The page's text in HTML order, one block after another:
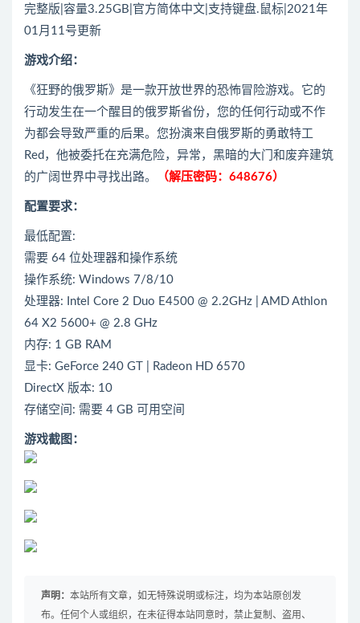
完整版|容量3.25GB|官方简体中文|支持键盘.鼠标|2021年
01月11号更新
游戏介绍：
《狂野的俄罗斯》是一款开放世界的恐怖冒险游戏。它的
行动发生在一个醒目的俄罗斯省份，您的任何行动或不作
为都会导致严重的后果。您扮演来自俄罗斯的勇敢特工
Red，他被委托在充满危险，异常，黑暗的大门和废弃建筑
的广阔世界中寻找出路。
（解压密码：648676）
配置要求：
最低配置:
需要 64 位处理器和操作系统
操作系统: Windows 7/8/10
处理器: Intel Core 2 Duo E4500 @ 2.2GHz | AMD Athlon
64 X2 5600+ @ 2.8 GHz
内存: 1 GB RAM
显卡: GeForce 240 GT | Radeon HD 6570
DirectX 版本: 10
存储空间: 需要 4 GB 可用空间
游戏截图：
声明： 本站所有文章，如无特殊说明或标注，均为本站原创发
布。任何个人或组织，在未征得本站同意时，禁止复制、盗用、